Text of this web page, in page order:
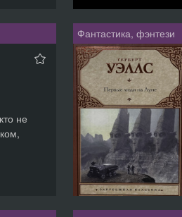
не
Фантастика, фэнтези